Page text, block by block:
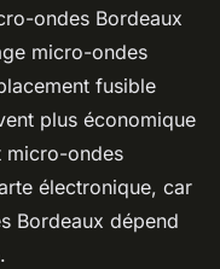
ondes Bordeaux
micro-ondes
fusible
plus économique
micro-ondes
électronique, car
Bordeaux dépend